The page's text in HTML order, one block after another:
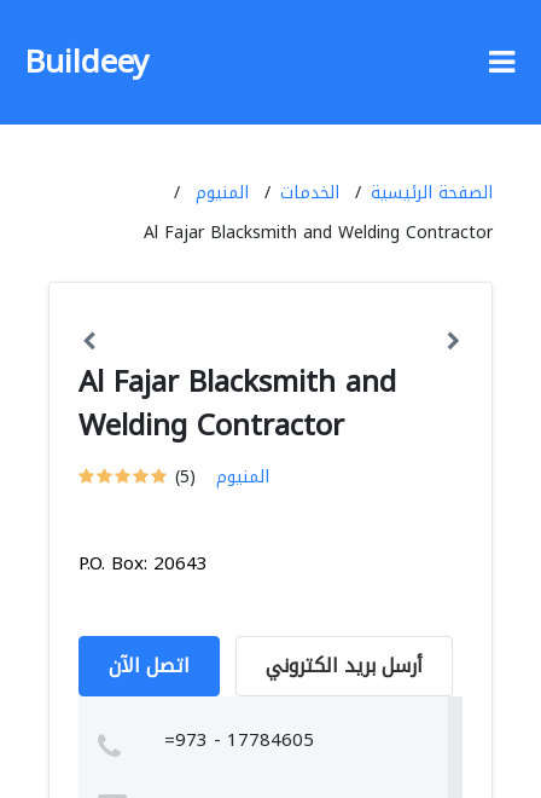
Buildeey
الصفحة الرئيسية الخدمات
المنيوم
Al Fajar Blacksmith and Welding Contractor
Al Fajar Blacksmith and
Welding Contractor
(5) المنيوم
P.O. Box: 20643
اتصل الآن أرسل بريد الكتروني
=973 - 17784605